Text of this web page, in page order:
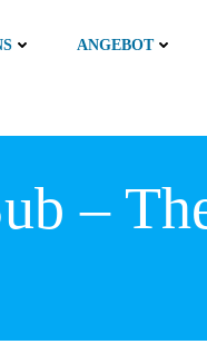
ANGEBOT
–